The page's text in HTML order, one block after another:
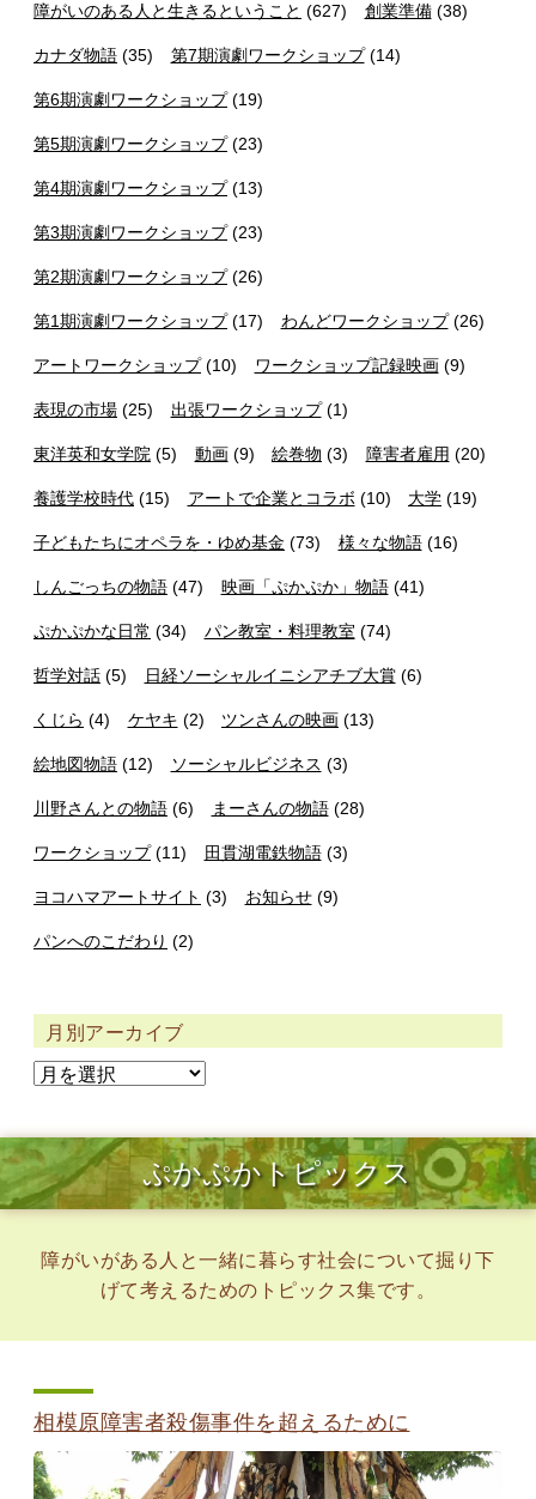
障がいのある人と生きるということ (627) 創業準備(38)
カナダ物語 (35) 第7期演劇ワークショップ(14)
第6期演劇ワークショップ(19)
第5期演劇ワークショップ(23)
第4期演劇ワークショップ(13)
第3期演劇ワークショップ(23)
第2期演劇ワークショップ(26)
第1期演劇ワークショップ(17) わんどワークショップ(26)
アートワークショップ(10) ワークショップ記録映画(9)
表現の市場 (25) 出張ワークショップ(1)
東洋英和女学院 (5) 動画(9) 絵巻物 (3) 障害者雇用 (20)
養護学校時代 (15) アートで企業とコラボ (10) 大学 (19)
子どもたちにオペラを・ゆめ基金 (73) 様々な物語(16)
しんごっちの物語 (47) 映画「ぷかぷか」物語(41)
ぷかぷかな日常 (34) パン教室・料理教室 (74)
哲学対話 (5) 日経ソーシャルイニシアチブ大賞(6)
くじら (4) ケヤキ (2) ツンさんの映画 (13)
絵地図物語 (12) ソーシャルビジネス (3)
川野さんとの物語 (6) まーさんの物語(28)
ワークショップ(11) 田貫湖電鉄物語(3)
ヨコハマアートサイト (3) お知らせ(9)
パンへのこだわり (2)
月別アーカイブ
ぷかぷかトピックス
障がいがある人と一緒に暮らす社会について掘り下
げて考えるためのトピックス集です。
相模原障害者殺傷事件を超えるために